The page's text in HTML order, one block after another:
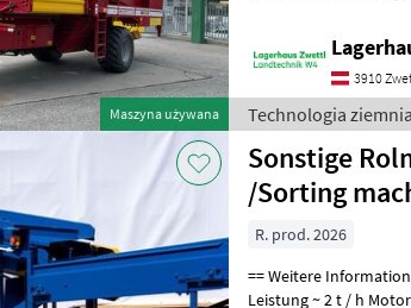
Maszyna używana
3910
Technologia
Sonstige
/Sorting
R. prod. 2026
== Weitere Informationen (DE) == Rolmet
Leistung ~ 2 t / h Motor Sf 80-